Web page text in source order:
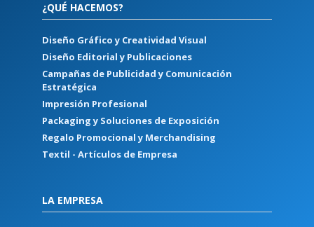
¿QUÉ HACEMOS?
Diseño Gráfico y Creatividad Visual
Diseño Editorial y Publicaciones
Campañas de Publicidad y Comunicación
Estratégica
Impresión Profesional
Packaging y Soluciones de Exposición
Regalo Promocional y Merchandising
Textil - Artículos de Empresa
LA EMPRESA